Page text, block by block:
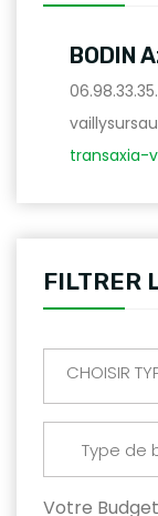
BODIN
transaxia-
FILTRER
CHOISIR
Type de
Votre Budget